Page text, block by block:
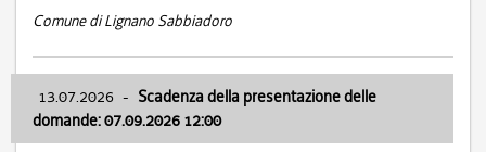
Comune di Lignano Sabbiadoro
13.07.2026 - Scadenza della presentazione delle
domande: 07.09.2026 12:00